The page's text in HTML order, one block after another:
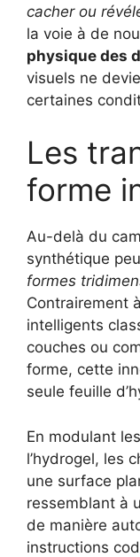
cacher ou
la voie à de
physique des
visuels ne
certaines
Les
forme
Au-delà du
synthétique
formes
Contrairement
intelligents
couches ou
forme, cette
seule feuille
En modulant
l’hydrogel, les
une surface
ressemblant à
de manière
instructions